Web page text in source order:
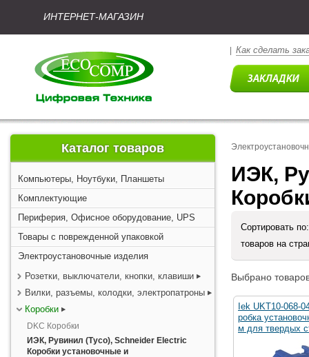
ИНТЕРНЕТ-МАГАЗИН
Как сделать
Каталог товаров
Компьютеры, Ноутбуки, Планшеты
Комплектующие
Периферия, Офисное оборудование, UPS
Товары с поврежденной упаковкой
Электроустановочные изделия
Розетки, выключатели, кнопки, клавиши
Вилки, разъемы, колодки, электропатроны
Коробки
DKC Коробки
ИЭК, Рувинил (Тусо), Schneider Electric
Коробки установочные и
ИЭК,
Сортировать
товаров на
Выбрано
Iek UKT10-068-
робка
м для твердых